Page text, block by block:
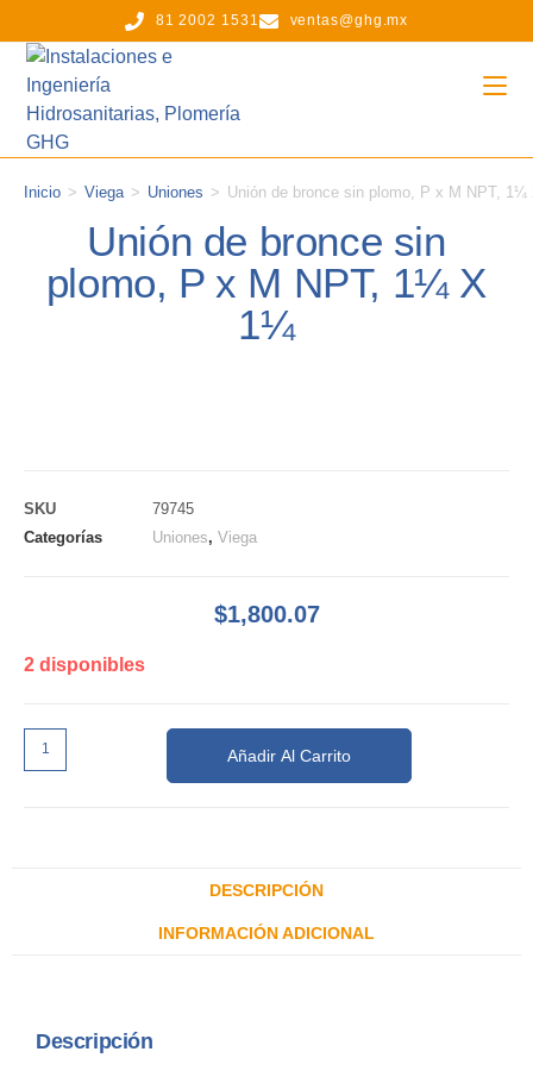
81 2002 1531 ventas@ghg.mx
Unión de bronce sin
plomo, P x M NPT, 1¼ X
1¼
Inicio > Viega > Uniones > Unión de bronce sin plomo, P x M NPT,
SKU
79745
Categorías
Uniones, Viega
$1,800.07
2 disponibles
Añadir Al Carrito
DESCRIPCIÓN
INFORMACIÓN ADICIONAL
Descripción